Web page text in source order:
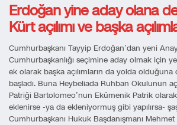
Erdoğan yine aday olana
Kürt açılımı ve başka
Cumhurbaşkanı Tayyip Erdoğan’dan yeni
Cumhurbaşkanlığı seçimine aday olmak için
ek olarak başka açılımların da yolda
başladı. Buna Heybeliada Ruhban Okulunun
Patriği Bartolomeo’nun Ekümenik Patrik olarak
eklenirse -ya da ekleniyormuş gibi yapılırsa-
Cumhurbaşkanı Hukuk Başdanışmanı